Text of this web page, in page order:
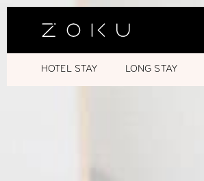
HOTEL STAY LONG STAY